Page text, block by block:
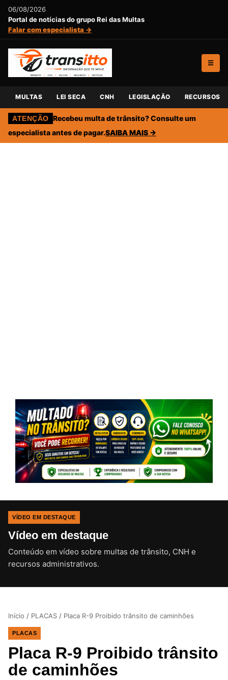
06/08/2026
Portal de notícias do grupo Rei das Multas
Falar com especialista →
☰
MULTAS LEI SECA CNH LEGISLAÇÃO RECURSOS
ATENÇÃO Recebeu multa de trânsito? Consulte um
especialista antes de pagar.SAIBA MAIS →
VÍDEO EM DESTAQUE
Vídeo em destaque
Conteúdo em vídeo sobre multas de trânsito, CNH e
recursos administrativos.CLIQUE PARA ATIVAR O SOM
Início / PLACAS / Placa R-9 Proibido trânsito de caminhões
PLACAS
Placa R-9 Proibido trânsito
de caminhões